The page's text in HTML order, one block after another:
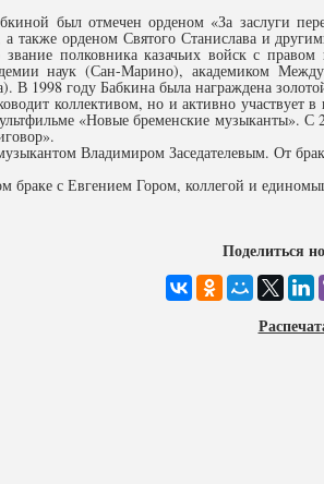
был отмечен орденом «За заслуги
орденом Святого Станислава и
звание полковника казачьих войск с
наук (Сан-Марино), академиком
1998 году Бабкина была награждена
коллективом, но и активно
«Новые бременские музыканты». С
Владимиром Заседателевым. От
браке с Евгением Гором, коллегой и
Поделиться